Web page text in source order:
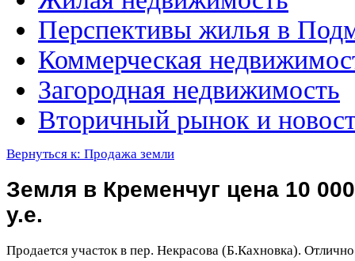
Перспективы жилья в
Коммерческая
Загородная недвижимость
Вторичный рынок и
Вернуться к: Продажа земли
Земля в Кременчуг цена 10 000
у.е.
Продается участок в пер. Некрасова (Б.Кахновка). Отлично